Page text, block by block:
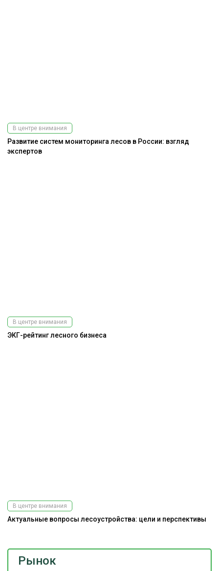
Рынок
В центре внимания
Развитие систем мониторинга лесов в России: взгляд
экспертов
В центре внимания
ЭКГ-рейтинг лесного бизнеса
В центре внимания
Актуальные вопросы лесоустройства: цели и перспективы